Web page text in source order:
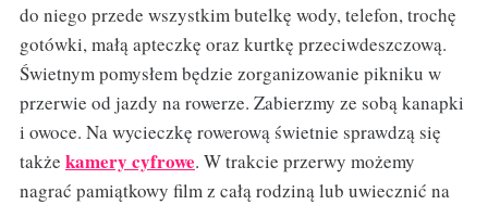
do niego przede wszystkim butelkę wody, telefon, trochę
gotówki, małą apteczkę oraz kurtkę przeciwdeszczową.
Świetnym pomysłem będzie zorganizowanie pikniku w
przerwie od jazdy na rowerze. Zabierzmy ze sobą kanapki
i owoce. Na wycieczkę rowerową świetnie sprawdzą się
także kamery cyfrowe. W trakcie przerwy możemy
nagrać pamiątkowy film z całą rodziną lub uwiecznić na